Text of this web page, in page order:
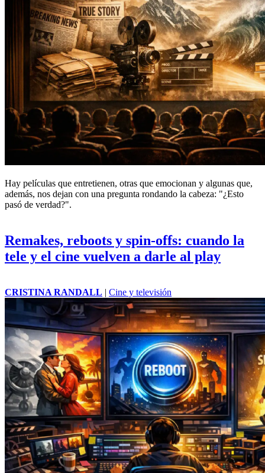
Hay películas que entretienen, otras que emocionan y algunas que,
además, nos dejan con una pregunta rondando la cabeza: "¿Esto
pasó de verdad?".
Remakes, reboots y spin-offs: cuando la
tele y el cine vuelven a darle al play
CRISTINA RANDALL | Cine y televisión